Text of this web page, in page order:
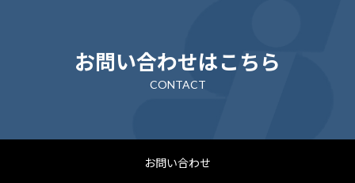
お問い合わせはこちら
CONTACT
お問い合わせ